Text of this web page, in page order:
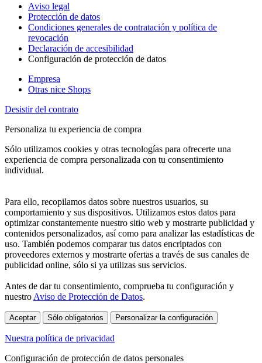
Aviso legal
Protección de datos
Condiciones generales de contratación y política de
revocación
Declaración de accesibilidad
Configuración de protección de datos
Empresa
Otras nice Shops
Desistir del contrato
Personaliza tu experiencia de compra
Sólo utilizamos cookies y otras tecnologías para ofrecerte una
experiencia de compra personalizada con tu consentimiento
individual.
Para ello, recopilamos datos sobre nuestros usuarios, su
comportamiento y sus dispositivos. Utilizamos estos datos para
optimizar constantemente nuestro sitio web y mostrarte publicidad y
contenidos personalizados, así como para analizar las estadísticas de
uso. También podemos comparar tus datos encriptados con
proveedores externos y mostrarte ofertas a través de sus canales de
publicidad online, sólo si ya utilizas sus servicios.
Antes de dar tu consentimiento, comprueba tu configuración y
nuestro Aviso de Protección de Datos.
Aceptar Sólo obligatorios Personalizar la configuración
Nuestra política de privacidad
Configuración de protección de datos personales